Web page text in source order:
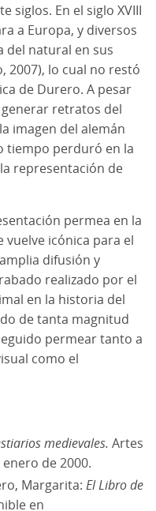
siglos. En el siglo XVIII
a Europa, y diversos
natural en sus
2007), lo cual no restó
de Durero. A pesar
retratos del
imagen del alemán
tiempo perduró en la
representación de
permea en la
vuelve icónica para el
difusión y
realizado por el
en la historia del
de tanta magnitud
permear tanto a
como el
medievales. Artes
de 2000.
Margarita: El Libro de
en